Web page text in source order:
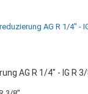
AG R 1/4" - IG R